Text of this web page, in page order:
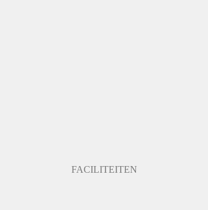
FACILITEITEN